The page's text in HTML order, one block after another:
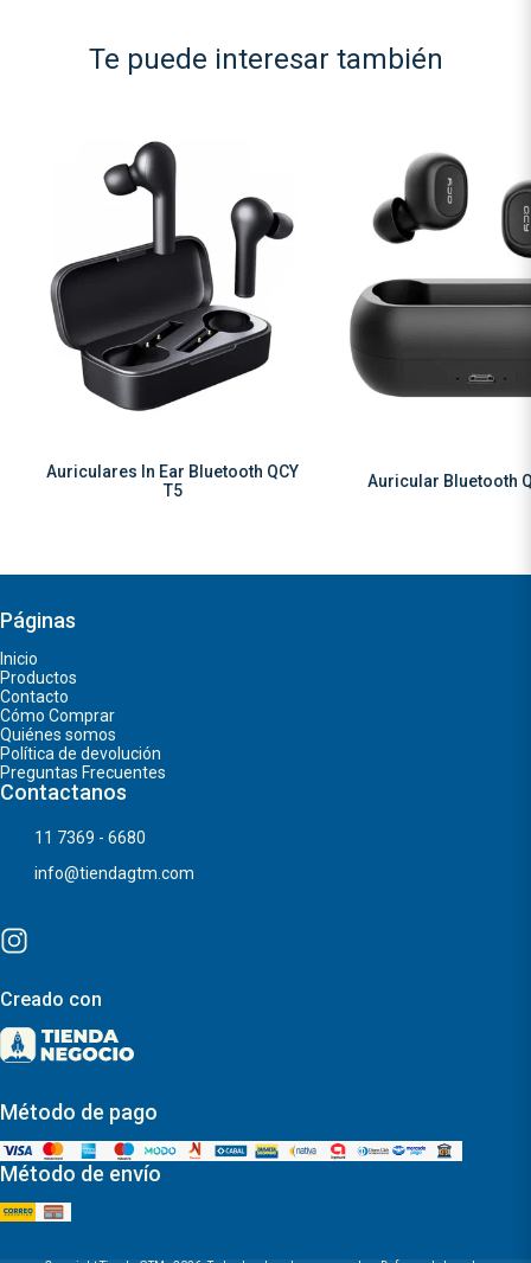
Te puede interesar también
Auriculares In Ear Bluetooth QCY
T5
Auricular Bluetooth
Páginas
Inicio
Productos
Contacto
Cómo Comprar
Quiénes somos
Política de devolución
Preguntas Frecuentes
Contactanos
11 7369 - 6680
info@tiendagtm.com
Creado con
Método de pago
Método de envío